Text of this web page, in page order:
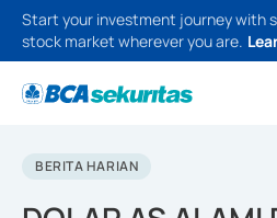
Start your investment journey with
stock market wherever you are.
BERITA HARIAN